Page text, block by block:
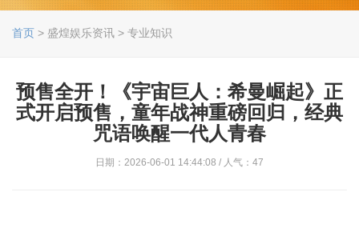
首页 > 盛煌娱乐资讯 > 专业知识
预售全开！《宇宙巨人：希曼崛起》正
式开启预售，童年战神重磅回归，经典
咒语唤醒一代人青春
日期：2026-06-01 14:44:08 / 人气：47